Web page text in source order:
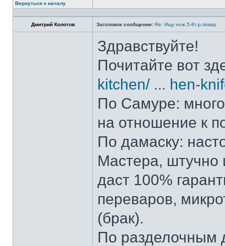
Вернуться к началу
Дмитрий Колотов Заголовок сообщения: Re: Ищу нож.5-8т.р.повар
Здравствуйте!
Почитайте вот
kitchen/ ... hen-
По Самуре: много
на отношение к
По дамаску:
Мастера, штучно
даст 100%
переваров,
(брак).
По разделочным